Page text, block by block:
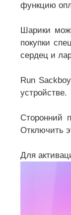
функцию
Шарики
покупки
сердец и
Run
устройстве.
Сторонний
Отключить
Для